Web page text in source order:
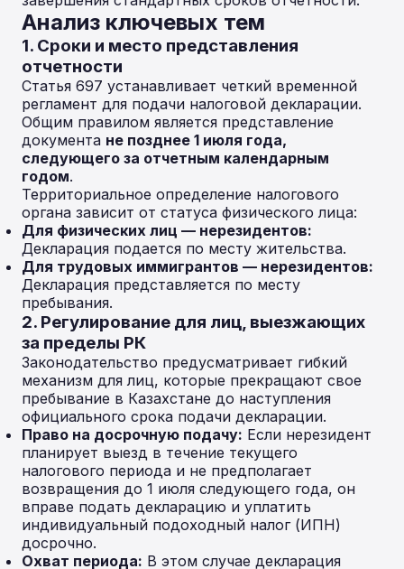
Анализ ключевых тем
1. Сроки и место представления
отчетности
Статья 697 устанавливает четкий временной
регламент для подачи налоговой декларации.
Общим правилом является представление
документа не позднее 1 июля года,
следующего за отчетным календарным
годом.
Территориальное определение налогового
органа зависит от статуса физического лица:
Для физических лиц — нерезидентов:
Декларация подается по месту жительства.
Для трудовых иммигрантов — нерезидентов:
Декларация представляется по месту
пребывания.
2. Регулирование для лиц, выезжающих
за пределы РК
Законодательство предусматривает гибкий
механизм для лиц, которые прекращают свое
пребывание в Казахстане до наступления
официального срока подачи декларации.
Право на досрочную подачу: Если нерезидент
планирует выезд в течение текущего
налогового периода и не предполагает
возвращения до 1 июля следующего года, он
вправе подать декларацию и уплатить
индивидуальный подоходный налог (ИПН)
досрочно.
Охват периода: В этом случае декларация